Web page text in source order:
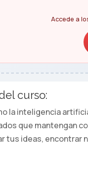
Accede a
curso:
la inteligencia
que mantengan
tus ideas,